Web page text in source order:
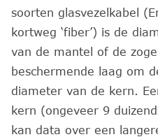
soorten glasvezelkabel
kortweg ‘fiber’) is de
van de mantel of de
beschermende laag om
diameter van de kern.
kern (ongeveer 9
kan data over een